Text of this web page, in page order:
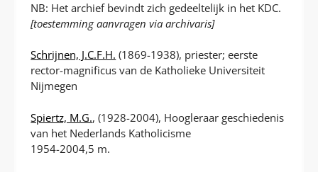
NB: Het archief bevindt zich gedeeltelijk in het KDC.
[toestemming aanvragen via archivaris]
Schrijnen, J.C.F.H. (1869-1938), priester; eerste
rector-magnificus van de Katholieke Universiteit
Nijmegen
Spiertz, M.G., (1928-2004), Hoogleraar geschiedenis
van het Nederlands Katholicisme
1954-2004,5 m.